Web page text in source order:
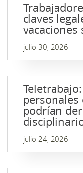
claves
julio 30, 2026
podrían
julio 24, 2026